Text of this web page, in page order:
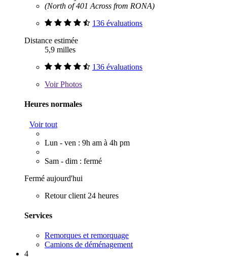
(North of 401 Across from RONA)
136 évaluations
Distance estimée
5,9 milles
136 évaluations
VoirPhotos
Heures normales
Voir tout
Lun - ven : 9h am à 4h pm
Sam - dim : fermé
Fermé aujourd'hui
Retour client 24 heures
Services
Remorques et remorquage
Camions de déménagement
4